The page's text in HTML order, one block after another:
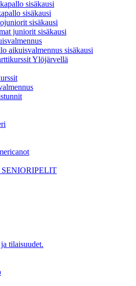
sisäkausi
sisäkausi
sisäkausi
juniorit sisäkausi
aikuisvalmennus sisäkausi
Ylöjärvellä
tilaisuudet.